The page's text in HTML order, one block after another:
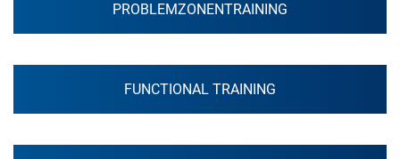
PROBLEMZONENTRAINING
FUNCTIONAL TRAINING